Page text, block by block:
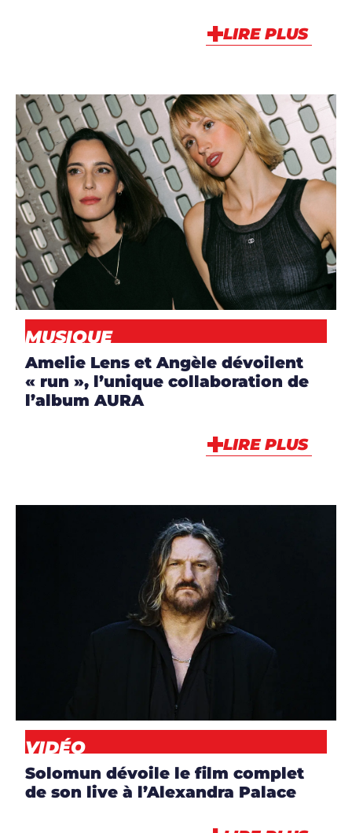
LIRE PLUS
ARTICLES,ARTISTES,
ARTISTES,DJS,
MUSIQUE
,NEWS
MUSIQUE
Amelie Lens et Angèle dévoilent
« run », l’unique collaboration de
l’album AURA
LIRE PLUS
ARTICLES,ARTISTES
DJS,NEWS
VIDÉO
VIDÉO
Solomun dévoile le film complet
de son live à l’Alexandra Palace